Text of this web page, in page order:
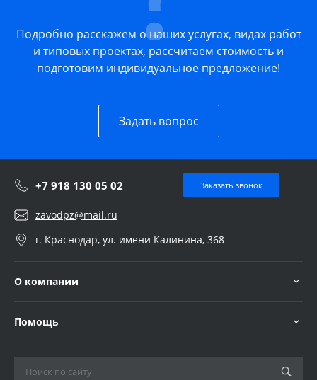
Подробно расскажем о наших услугах, видах работ
и типовых проектах, рассчитаем стоимость и
подготовим индивидуальное предложение!
Задать вопрос
+7 918 130 05 02 Заказать звонок
zavodpz@mail.ru
г. Краснодар, ул. имени Калинина, 368
О компании
Помощь